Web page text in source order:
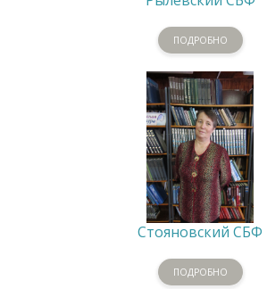
ПОДРОБНО
Стояновский СБФ
ПОДРОБНО